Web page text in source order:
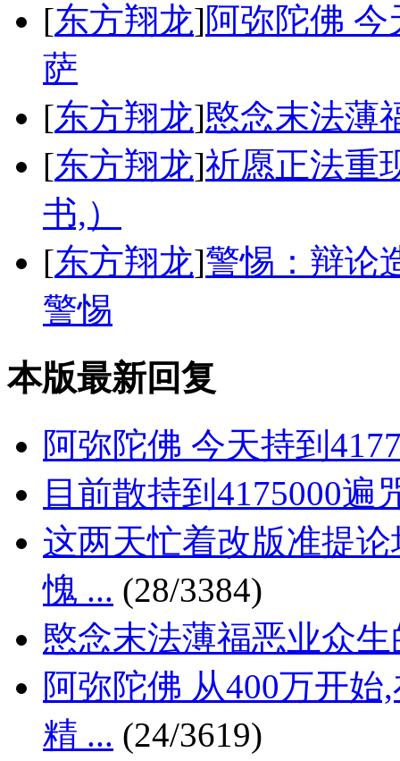
[东方翔龙]阿弥陀佛 今
萨
[东方翔龙]愍念末法薄
[东方翔龙]祈愿正法重
书,）
[东方翔龙]警惕：辩论
警惕
本版最新回复
阿弥陀佛 今天持到
目前散持到4175000遍
这两天忙着改版准提
愧 ... (28/3384)
愍念末法薄福恶业众
阿弥陀佛 从400万开
精 ... (24/3619)